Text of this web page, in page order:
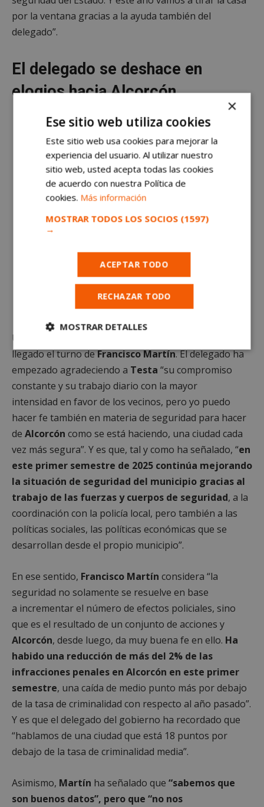
por la ventana gracias a la ayuda también del
delegado”.
El delegado se deshace en
elogios hacia Alcorcón
Presentan el Plan de Seguridad y
Emergencias para las Fiestas de Alcorcón
Una vez finalizada la intervención de la alcaldesa, ha
llegado el turno deFrancisco Martín. El delegado ha
empezado agradeciendo a Testa “su compromiso
constante y su trabajo diario con la mayor
intensidad en favor de los vecinos, pero yo puedo
hacer fe también en materia de seguridad para hacer
de Alcorcón como se está haciendo, una ciudad cada
vez más segura”. Y es que, tal y como ha señalado, “en
este primer semestre de 2025 continúa mejorando
la situación de seguridad del municipio gracias al
trabajo de las fuerzas y cuerpos de seguridad, a la
coordinación con la policía local, pero también a las
políticas sociales, las políticas económicas que se
desarrollan desde el propio municipio”.
En ese sentido, Francisco Martín considera “la
seguridad no solamente se resuelve en base
a incrementar el número de efectos policiales, sino
que es el resultado de un conjunto de acciones y
Alcorcón, desde luego, da muy buena fe en ello. Ha
habido una reducción de más del 2% de las
infracciones penales en Alcorcón en este primer
semestre, una caída de medio punto más por debajo
de la tasa de criminalidad con respecto al año pasado”.
Y es que el delegado del gobierno ha recordado que
“hablamos de una ciudad que está 18 puntos por
debajo de la tasa de criminalidad media”.
Asimismo, Martín ha señalado que “sabemos que
son buenos datos”, pero que “no nos
×
Ese sitio web utiliza cookies
Este sitio web usa cookies para mejorar la
experiencia del usuario. Al utilizar nuestro
sitio web, usted acepta todas las cookies
de acuerdo con nuestra Política de
cookies. Más información
MOSTRAR TODOS LOS SOCIOS (1597)
→
ACEPTAR TODO
RECHAZAR TODO
MOSTRAR DETALLES
Cookies
estrictamente
necesarias
Cookies de
rendimiento
Cookies de
Cookies de
funcionalidad
Cookies no clasificadas
Cookies estrictamente necesarias
Cookies de preferencias
Cookies de funcionalidad
Cookies no clasificadas
Las cookies estrictamente necesarias permiten la
funcionalidad principal del sitio web, como el
inicio de sesión de usuario y la gestión de cuentas.
El sitio web no se puede utilizar correctamente sin
las cookies estrictamente necesarias.
Nombre
Dominio
PHPSESSID
PHP.net
alcorconhoy.com
Sesión